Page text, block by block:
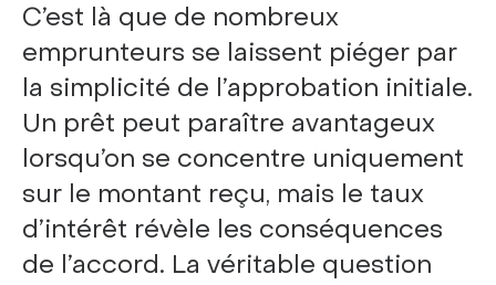
C’est là que de nombreux
emprunteurs se laissent piéger par
la simplicité de l’approbation initiale.
Un prêt peut paraître avantageux
lorsqu’on se concentre uniquement
sur le montant reçu, mais le taux
d’intérêt révèle les conséquences
de l’accord. La véritable question